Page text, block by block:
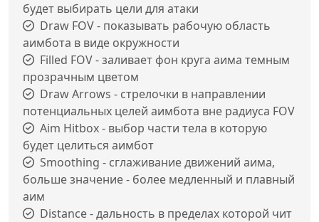
будет выбирать цели для атаки
Draw FOV - показывать рабочую область
аимбота в виде окружности
Filled FOV - заливает фон круга аима темным
прозрачным цветом
Draw Arrows - стрелочки в направлении
потенциальных целей аимбота вне радиуса FOV
Aim Hitbox - выбор части тела в которую
будет целиться аимбот
Smoothing - сглаживание движений аима,
больше значение - более медленный и плавный
аим
Distance - дальность в пределах которой чит